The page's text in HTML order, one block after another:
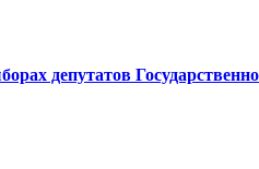
депутатов